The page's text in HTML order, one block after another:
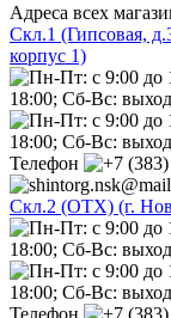
Адреса всех
Скл.1 (Гипсовая,
корпус 1)
18:00; Сб-Вс:
18:00; Сб-Вс:
Телефон
Скл.2 (ОТХ) (г.
18:00; Сб-Вс:
18:00; Сб-Вс:
Телефон